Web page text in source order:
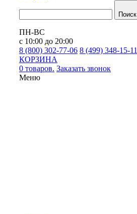
Поиск
ПН-ВС
с 10:00 до 20:00
8 (800) 302-77-06 8 (499) 348-15-11
КОРЗИНА
0 товаров. Заказать звонок
Меню